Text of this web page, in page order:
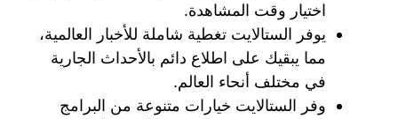
اختيار وقت المشاهدة.
يوفر الستالايت تغطية شاملة للأخبار العالمية،
مما يبقيك على اطلاع دائم بالأحداث الجارية
في مختلف أنحاء العالم.
وفر الستالايت خيارات متنوعة من البرامج